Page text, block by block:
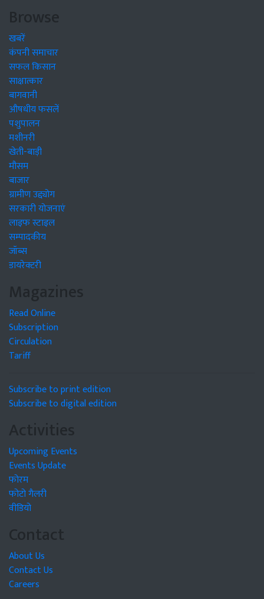
Browse
खबरें
कंपनी समाचार
सफल किसान
साक्षात्कार
बागवानी
औषधीय फसलें
पशुपालन
मशीनरी
खेती-बाड़ी
मौसम
बाजार
ग्रामीण उद्द्योग
सरकारी योजनाएं
लाइफ स्टाइल
सम्पादकीय
जॉब्स
डायरेक्टरी
Magazines
Read Online
Subscription
Circulation
Tariff
Subscribe to print edition
Subscribe to digital edition
Activities
Upcoming Events
Events Update
फोरम
फोटो गैलरी
वीडियो
Contact
About Us
Contact Us
Careers